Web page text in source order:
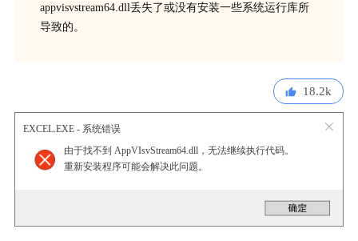
appvisvstream64.dll丢失了或没有安装一些系统运行库所
导致的。
18.2k
EXCEL.EXE - 系统错误
由于找不到 AppVIsvStream64.dll，无法继续执行代码。
重新安装程序可能会解决此问题。